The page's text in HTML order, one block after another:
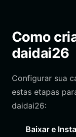
Como
daidai26
Configurar sua
estas etapas
daidai26:
Baixar e